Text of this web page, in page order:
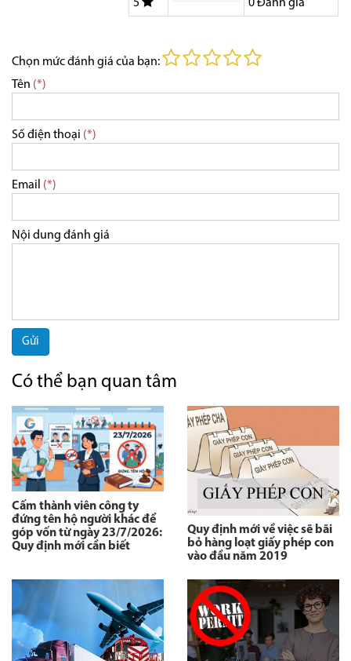
5 0Đánh giá
Chọn mức đánh giá của bạn:
Tên (*)
Số điện thoại (*)
Email (*)
Nội dung đánh giá
Gửi
Có thể bạn quan tâm
Cấm thành viên công ty
đứng tên hộ người khác để
góp vốn từ ngày 23/7/2026:
Quy định mới cần biết
Quy định mới về việc sẽ bãi
bỏ hàng loạt giấy phép con
vào đầu năm 2019